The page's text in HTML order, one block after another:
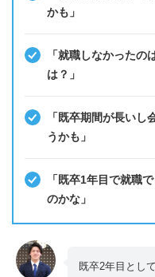
かも」
「就職しなかった
は？」
「既卒期間が長いし
うかも」
「既卒1年目で就職
のかな」
既卒2年目とし